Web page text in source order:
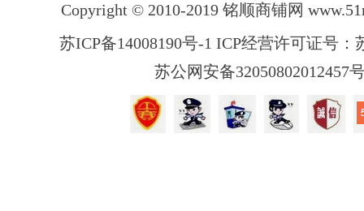
Copyright © 2010-2019 铭顺商铺网
苏ICP备14008190号-1 ICP经营许可证号：
苏公网安备32050802012457